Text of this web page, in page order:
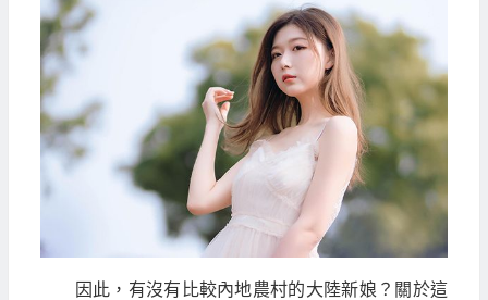
因此，有沒有比較內地農村的大陸新娘？關於這